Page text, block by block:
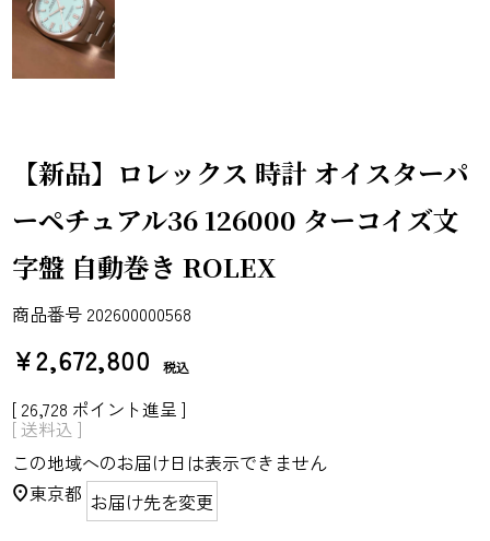
【新品】ロレックス 時計 オイスターパ
ーペチュアル36 126000 ターコイズ文
字盤 自動巻き ROLEX
商品番号 202600000568
¥2,672,800 税込
[ 26,728 ポイント進呈 ]
送料込
この地域へのお届け日は表示できません
東京都 お届け先を変更